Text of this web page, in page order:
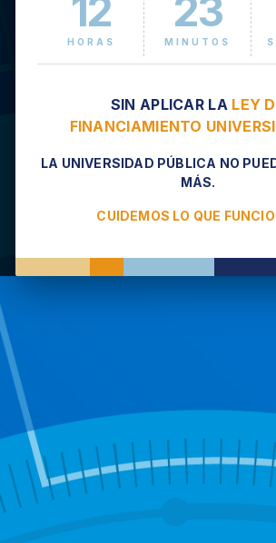
12
HORAS
23
MINUTOS
SIN APLICAR LA LEY
FINANCIAMIENTO
LA UNIVERSIDAD PÚBLICA NO
MÁS.
CUIDEMOS LO QUE